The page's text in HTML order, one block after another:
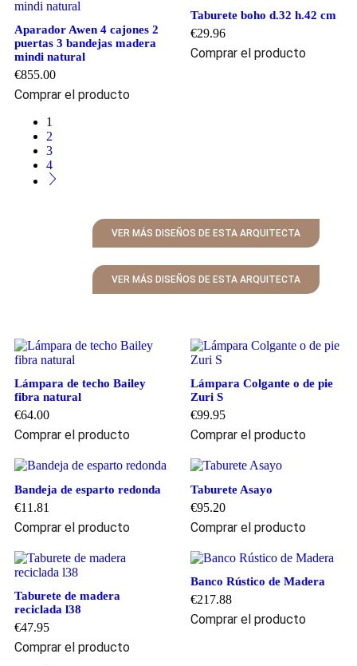
Aparador Awen 4 cajones 2
puertas 3 bandejas madera
mindi natural
€855.00
Comprar el producto
Taburete boho d.32 h.42 cm
€29.96
Comprar el producto
1
2
3
4
VER MÁS DISEÑOS DE ESTA ARQUITECTA
VER MÁS DISEÑOS DE ESTA ARQUITECTA
Lámpara de techo Bailey
fibra natural
€64.00
Comprar el producto
Lámpara Colgante o de pie
Zuri S
€99.95
Comprar el producto
Bandeja de esparto redonda
€11.81
Comprar el producto
Taburete Asayo
€95.20
Comprar el producto
Taburete de madera
reciclada l38
€47.95
Comprar el producto
Banco Rústico de Madera
€217.88
Comprar el producto